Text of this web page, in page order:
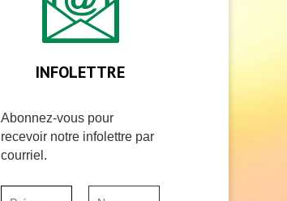
INFOLETTRE
Abonnez-vous pour
recevoir notre infolettre par
courriel.